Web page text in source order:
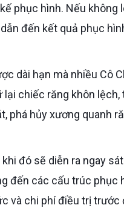
phục hình. Nếu
đến kết quả phục
chiếc răng khôn
phá hủy xương quanh
đến các cấu trúc
và chi phí điều trị